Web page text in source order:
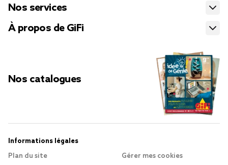
Nos services
À propos de GiFi
Nos catalogues
Informations légales
Plan du site
Gérer mes cookies